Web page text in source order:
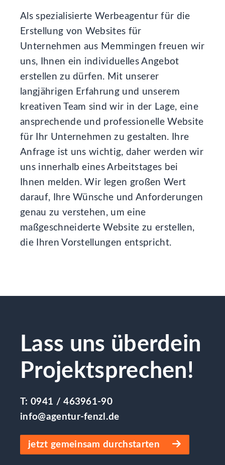
Als spezialisierte Werbeagentur für die
Erstellung von Websites für
Unternehmen aus Memmingen freuen wir
uns, Ihnen ein individuelles Angebot
erstellen zu dürfen. Mit unserer
langjährigen Erfahrung und unserem
kreativen Team sind wir in der Lage, eine
ansprechende und professionelle Website
für Ihr Unternehmen zu gestalten. Ihre
Anfrage ist uns wichtig, daher werden wir
uns innerhalb eines Arbeitstages bei
Ihnen melden. Wir legen großen Wert
darauf, Ihre Wünsche und Anforderungen
genau zu verstehen, um eine
maßgeschneiderte Website zu erstellen,
die Ihren Vorstellungen entspricht.
Lass uns überdein
Projektsprechen!
T: 0941 / 463961-90
info@agentur-fenzl.de
jetzt gemeinsam durchstarten